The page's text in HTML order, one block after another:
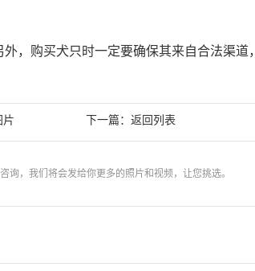
，购买犬只时一定要确保其来自合法渠道
片 下一篇：返回列表
询，我们将会发给你更多的照片和视频，让您挑选。